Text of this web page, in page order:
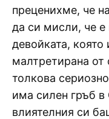
преценихме, че
да си мисли, че е
девойката, която
малтретирана
толкова
има силен гръб в
влиятелния си